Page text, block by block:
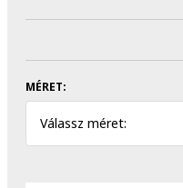
MÉRET:
Válassz méret: